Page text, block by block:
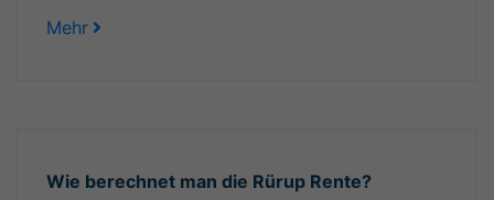
Mehr
Wie berechnet man die Rürup Rente?